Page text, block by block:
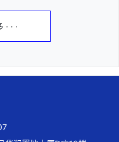
· · ·